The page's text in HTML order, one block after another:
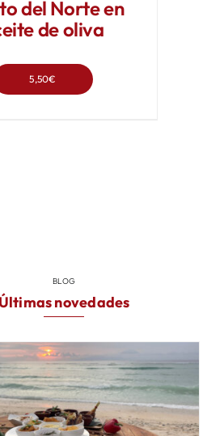
del Norte en
de oliva
5,50€
BLOG
Últimas novedades